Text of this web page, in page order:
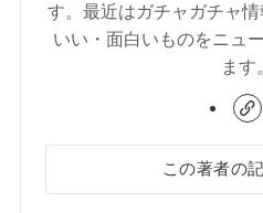
す。最近はガチャガチャ
いい・面白いものをニュ
ます。
この著者の